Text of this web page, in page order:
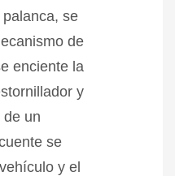
se
de
enciente la
y
de un
se
y el